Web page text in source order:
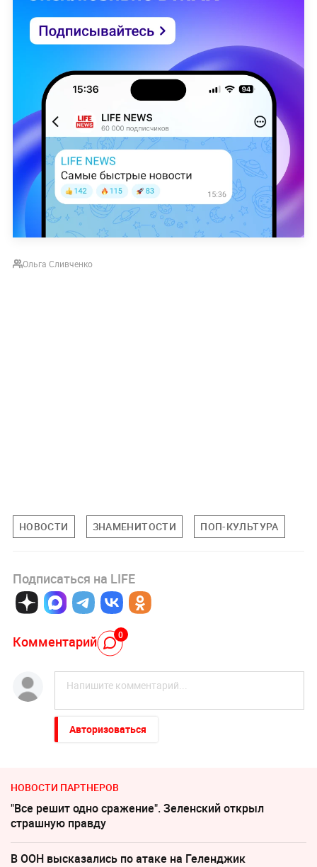
Ольга Сливченко
НОВОСТИ ЗНАМЕНИТОСТИ ПОП-КУЛЬТУРА
Подписаться на LIFE
Комментарий 0
Авторизоваться
НОВОСТИ ПАРТНЕРОВ
"Все решит одно сражение". Зеленский открыл
страшную правду
В ООН высказались по атаке на Геленджик